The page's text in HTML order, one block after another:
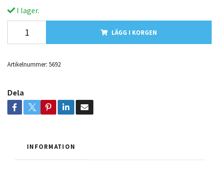
I lager.
LÄGG I KORGEN
Artikelnummer: 5692
Dela
INFORMATION